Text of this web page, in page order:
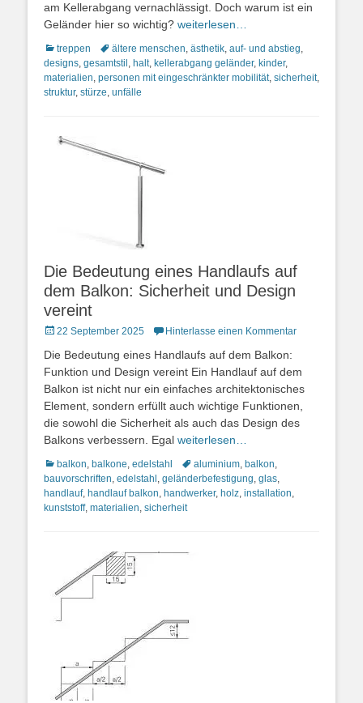
am Kellerabgang vernachlässigt. Doch warum ist ein
Geländer hier so wichtig? weiterlesen…
Kategorien
treppen Schlagworte
ältere menschen, ästhetik, auf- und abstieg,
designs, gesamtstil , halt, kellerabgang geländer, kinder,
materialien, personen mit eingeschränkter mobilität, sicherheit,
struktur, stürze, unfälle
Die Bedeutung eines Handlaufs auf
dem Balkon: Sicherheit und Design
vereint
Posted
22 September 2025 Hinterlasse einen Kommentar
Die Bedeutung eines Handlaufs auf dem Balkon:
Funktion und Design vereint Ein Handlauf auf dem
Balkon ist nicht nur ein einfaches architektonisches
Element, sondern erfüllt auch wichtige Funktionen,
die sowohl die Sicherheit als auch das Design des
Balkons verbessern. Egal weiterlesen…
Kategorien
balkon, balkone, edelstahl Schlagworte
aluminium, balkon,
bauvorschriften, edelstahl , geländerbefestigung, glas,
handlauf, handlauf balkon, handwerker, holz, installation,
kunststoff, materialien, sicherheit